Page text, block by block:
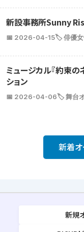
新設事務所Sunny
📅 2026-04-15🏷️ 俳優女
ミュージカル『約束の
ション
📅 2026-04-06🏷️ 舞台
新着オ
新規